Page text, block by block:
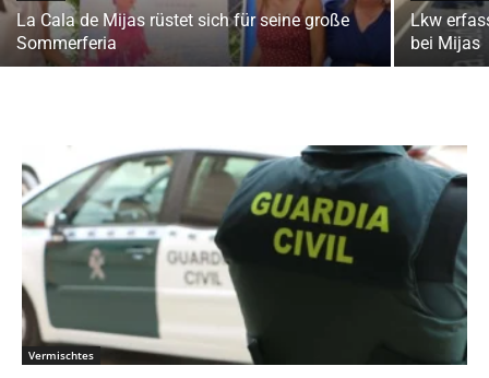
La Cala de Mijas rüstet sich für seine große
Sommerferia
Lkw
bei Mijas
Vermischtes